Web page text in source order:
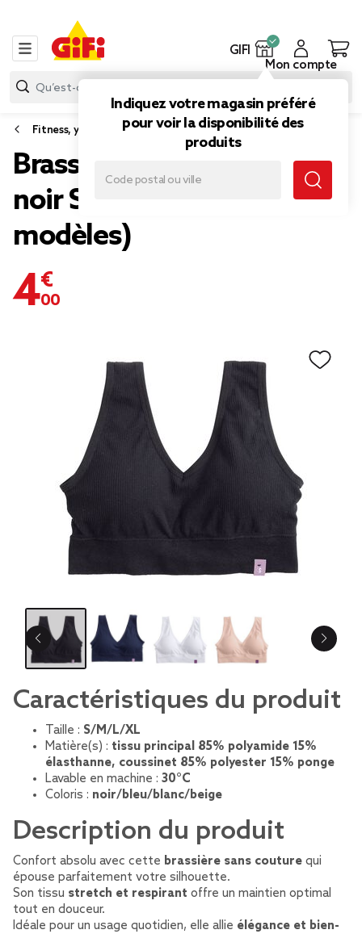
GIFI
Indiquez votre magasin préféré
pour voir la disponibilité des
produits
Mon compte
Fitness, yoga et musculation
Brassière sans couture
noir S/M/L/XL (4
modèles)
4,00 €
Caractéristiques du produit
Taille : S/M/L/XL
Matière(s) : tissu principal 85% polyamide 15%
élasthanne, coussinet 85% polyester 15% ponge
Lavable en machine : 30°C
Coloris : noir/bleu/blanc/beige
Description du produit
Confort absolu avec cette brassière sans couture qui
épouse parfaitement votre silhouette.
Son tissu stretch et respirant offre un maintien optimal
tout en douceur.
Idéale pour un usage quotidien, elle allie élégance et bien-